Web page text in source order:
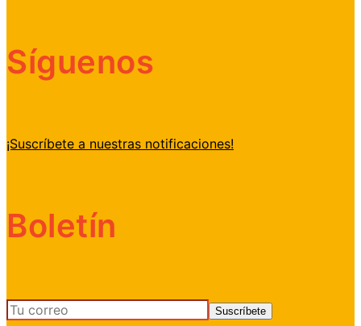
Síguenos
¡Suscríbete a nuestras notificaciones!
Boletín